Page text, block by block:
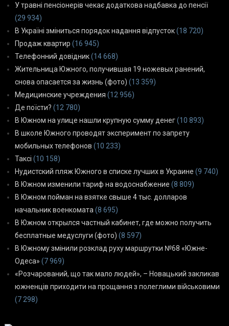
У травні пенсіонерів чекає додаткова надбавка до пенсії
(29 934)
В Україні зміниться порядок надання відпусток(18 720)
Продаж квартир (16 945)
Телефонний довідник(14 668)
Жительница Южного, получившая 19 ножевых ранений,
снова опасается за жизнь (фото) (13 359)
Медицинские учреждения (12 956)
Де поїсти? (12 780)
В Южном на улице нашли крупную сумму денег(10 893)
В школе Южного проводят эксперимент по запрету
мобильных телефонов (10 233)
Таксі (10 158)
Нудистский пляж Южного в списке лучших в Украине (9 740)
В Южном изменили тариф на водоснабжение (8 809)
В Южном пойман на взятке свыше 4 тыс. долларов
начальник военкомата (8 695)
В Южном открылся частный кабинет, где можно получить
бесплатные медуслуги (фото) (8 597)
В Южному змінили розклад руху маршрутки №68 «Южне-
Одеса» (7 969)
«Розчарований, що так мало людей», – Новацький закликав
южненців приходити на прощання з полеглими військовими
(7 298)